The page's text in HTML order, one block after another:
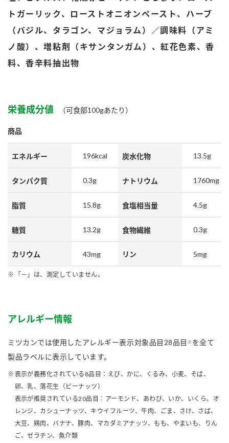
ぽん酢サワー
鍋奉行マニュアル
ミツカンのCM
おいしさと健康への取り組み
キッザニア東京「ぽん酢工房」
ミツカン公式通販
業務用サイト ミツカングループについて 製造所固有記号一覧
トガーリック、ローストオニオンペースト、ハーブ
（バジル、タラゴン、マジョラム）／調味料（アミ
ノ酸）、増粘剤（キサンタンガム）、紅花色素、香
料、香辛料抽出物
栄養成分値 （可食部100gあたり）
商品
エネルギー 196kcal 炭水化物 13.5g
タンパク質 0.3g ナトリウム 1760mg
脂質 15.8g 食塩相当量 4.5g
糖質 13.2g 食物繊維 0.3g
カリウム 43mg リン 5mg
「－」は、測定していません。
アレルギー情報
ミツカンでは使用したアレルギー表示対象品目28品目 ※ を全て
製品ラベルに表示しています。
表示が義務化されている8品目：えび、かに、くるみ、小麦、そば、
卵、乳、落花生（ピーナッツ）
表示が推奨されている20品目：アーモンド、あわび、いか、いくら、オ
レンジ、カシューナッツ、キウイフルーツ、牛肉、ごま、さけ、さば、
大豆、鶏肉、バナナ、豚肉、マカダミアナッツ、もも、やまいも、りん
ご、ゼラチン、魚介類